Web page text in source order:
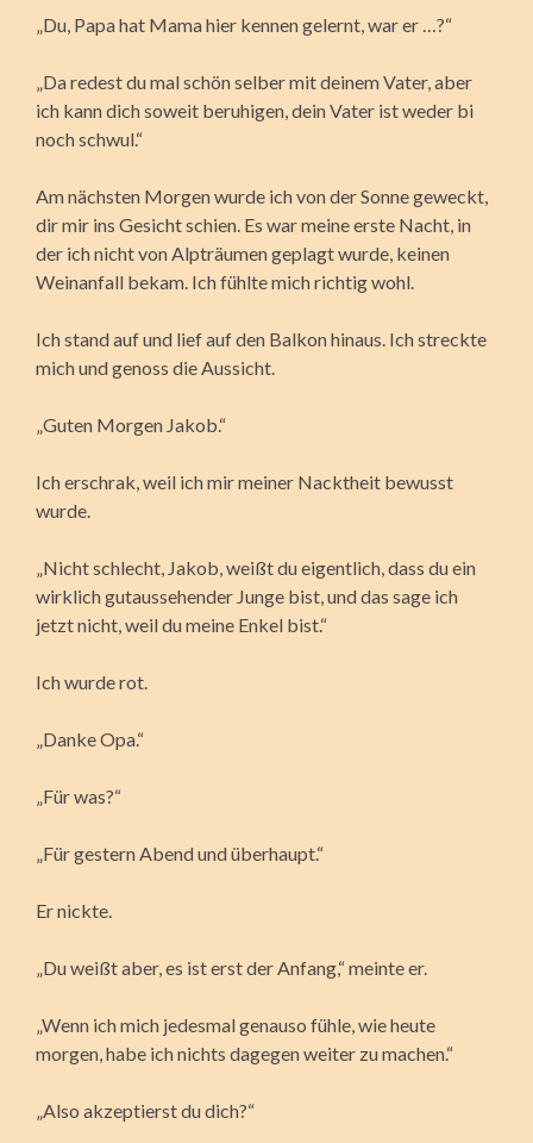
„Du, Papa hat Mama hier kennen gelernt, war er …?“
„Da redest du mal schön selber mit deinem Vater, aber
ich kann dich soweit beruhigen, dein Vater ist weder bi
noch schwul.“
Am nächsten Morgen wurde ich von der Sonne geweckt,
dir mir ins Gesicht schien. Es war meine erste Nacht, in
der ich nicht von Alpträumen geplagt wurde, keinen
Weinanfall bekam. Ich fühlte mich richtig wohl.
Ich stand auf und lief auf den Balkon hinaus. Ich streckte
mich und genoss die Aussicht.
„Guten Morgen Jakob.“
Ich erschrak, weil ich mir meiner Nacktheit bewusst
wurde.
„Nicht schlecht, Jakob, weißt du eigentlich, dass du ein
wirklich gutaussehender Junge bist, und das sage ich
jetzt nicht, weil du meine Enkel bist.“
Ich wurde rot.
„Danke Opa.“
„Für was?“
„Für gestern Abend und überhaupt.“
Er nickte.
„Du weißt aber, es ist erst der Anfang,“ meinte er.
„Wenn ich mich jedesmal genauso fühle, wie heute
morgen, habe ich nichts dagegen weiter zu machen.“
„Also akzeptierst du dich?“